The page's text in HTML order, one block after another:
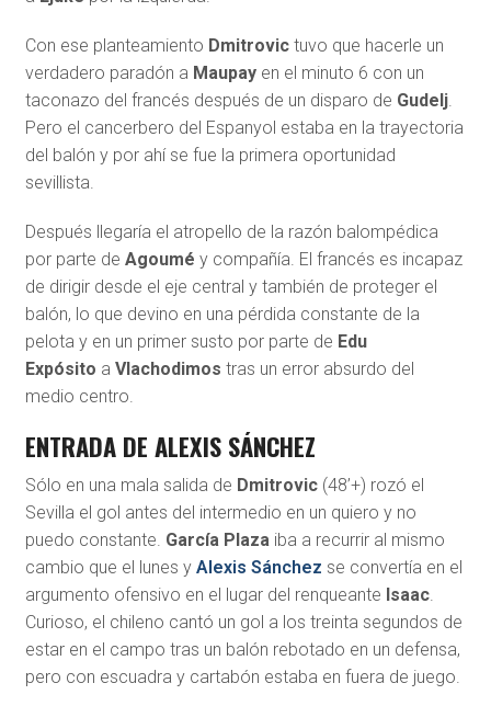
Con ese planteamiento Dmitrovictuvo que hacerle un
verdadero paradón a Maupayen el minuto 6 con un
taconazo del francés después de un disparo de Gudelj.
Pero el cancerbero del Espanyol estaba en la trayectoria
del balón y por ahí se fue la primera oportunidad
sevillista.
Después llegaría el atropello de la razón balompédica
por parte de Agoumé y compañía. El francés es incapaz
de dirigir desde el eje central y también de proteger el
balón, lo que devino en una pérdida constante de la
pelota y en un primer susto por parte de Edu
Expósito a Vlachodimos tras un error absurdo del
medio centro.
ENTRADA DE ALEXIS SÁNCHEZ
Sólo en una mala salida de Dmitrovic(48’+) rozó el
Sevilla el gol antes del intermedio en un quiero y no
puedo constante. García Plazaiba a recurrir al mismo
cambio que el lunes y Alexis Sánchez se convertía en el
argumento ofensivo en el lugar del renqueante Isaac.
Curioso, el chileno cantó un gol a los treinta segundos de
estar en el campo tras un balón rebotado en un defensa,
pero con escuadra y cartabón estaba en fuera de juego.